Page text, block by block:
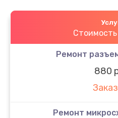
Ремонт
880
Ремонт